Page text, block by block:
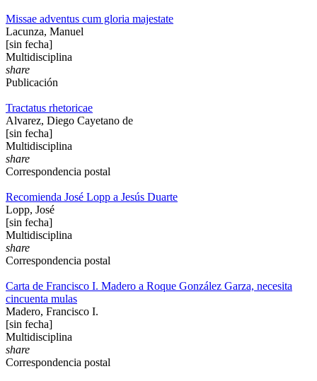
Missae adventus cum gloria majestate
Lacunza, Manuel
[sin fecha]
Multidisciplina
share
Publicación
Tractatus rhetoricae
Alvarez, Diego Cayetano de
[sin fecha]
Multidisciplina
share
Correspondencia postal
Recomienda José Lopp a Jesús Duarte
Lopp, José
[sin fecha]
Multidisciplina
share
Correspondencia postal
Carta de Francisco I. Madero a Roque González Garza, necesita
cincuenta mulas
Madero, Francisco I.
[sin fecha]
Multidisciplina
share
Correspondencia postal